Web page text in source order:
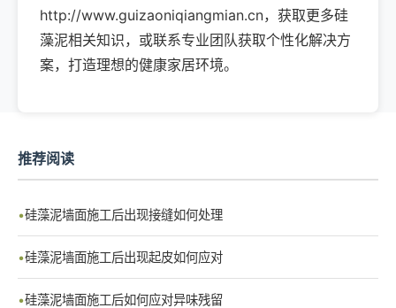
http://www.guizaoniqiangmian.cn，获取更多硅
藻泥相关知识，或联系专业团队获取个性化解决方
案，打造理想的健康家居环境。
推荐阅读
硅藻泥墙面施工后出现接缝如何处理
硅藻泥墙面施工后出现起皮如何应对
硅藻泥墙面施工后如何应对异味残留